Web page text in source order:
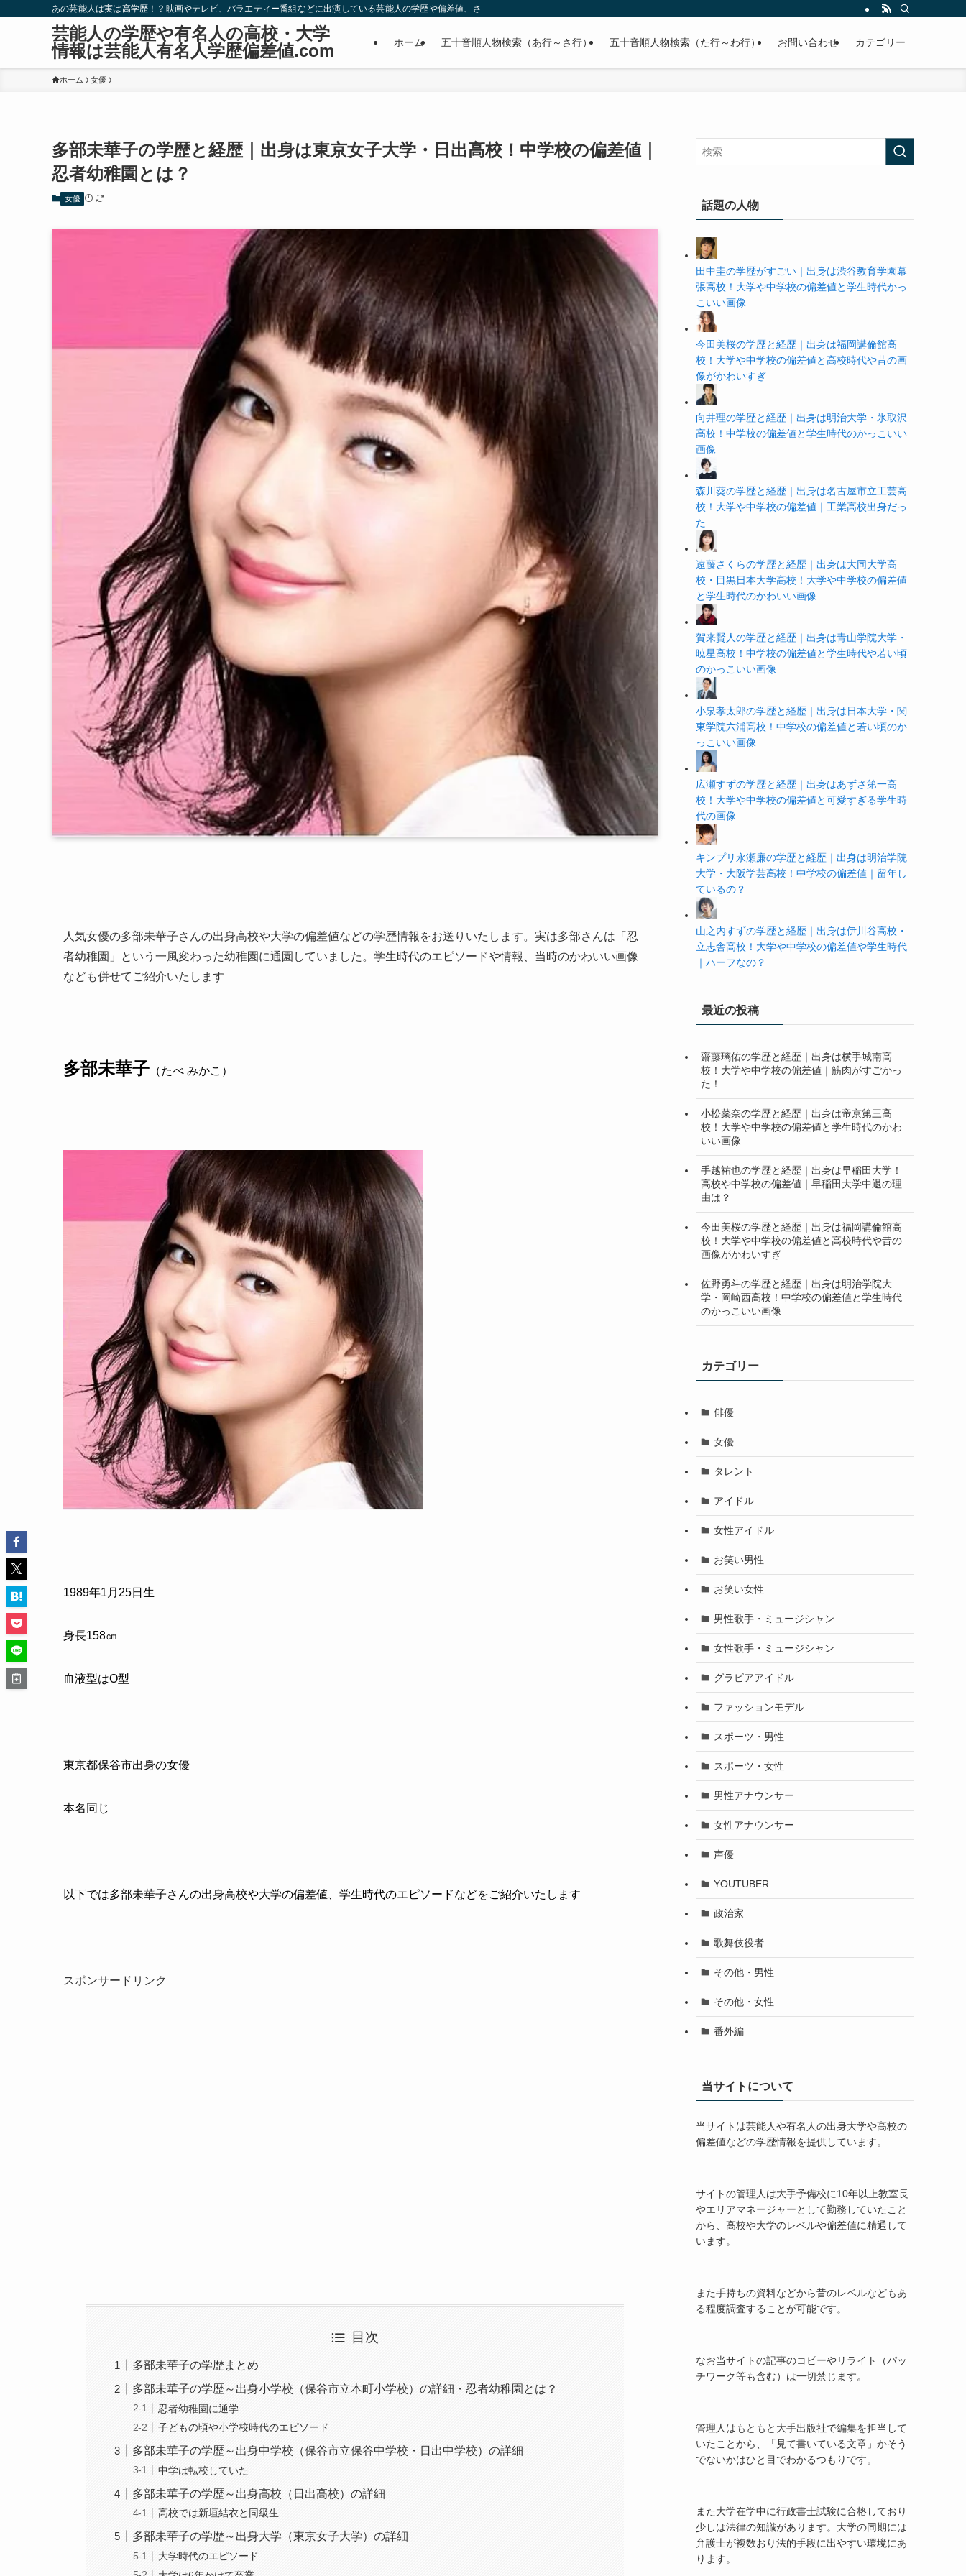
あの芸能人は実は高学歴！？映画やテレビ、バラエティー番組などに出演している芸能人の学歴や偏差値、さらに政治家やスポーツ選手などの有名人の学歴や高校・大学の偏差値まで紹介していきます。
芸能人の学歴や有名人の高校・大学
情報は芸能人有名人学歴偏差値.com
ホーム 五十音順人物検索（あ行～さ行） 五十音順人物検索（た行～わ行） お問い合わせ カテゴリー
ホーム 女優
多部未華子の学歴と経歴｜出身は東京女子大学・日出高校！中学校の偏差値｜
忍者幼稚園とは？
女優
人気女優の多部未華子さんの出身高校や大学の偏差値などの学歴情報をお送りいたします。実は多部さんは「忍
者幼稚園」という一風変わった幼稚園に通園していました。学生時代のエピソードや情報、当時のかわいい画像
なども併せてご紹介いたします
多部未華子 （たべ みかこ）
1989年1 月 25日生
身長158㎝
血液型はO型
東京都保谷市出身の女優
本名同じ
以下では多部未華子さんの出身高校や大学の偏差値、学生時代のエピソードなどをご紹介いたします
スポンサードリンク
目次
多部未華子の学歴まとめ
多部未華子の学歴～出身小学校（保谷市立本町小学校）の詳細・忍者幼稚園とは？
忍者幼稚園に通学
子どもの頃や小学校時代のエピソード
多部未華子の学歴～出身中学校（保谷市立保谷中学校・日出中学校）の詳細
中学は転校していた
多部未華子の学歴～出身高校（日出高校）の詳細
高校では新垣結衣と同級生
多部未華子の学歴～出身大学（東京女子大学）の詳細
大学時代のエピソード
話題の人物
田中圭の学歴がすごい｜出身は渋谷教育学園幕
張高校！大学や中学校の偏差値と学生時代かっ
こいい画像
今田美桜の学歴と経歴｜出身は福岡講倫館高
校！大学や中学校の偏差値と高校時代や昔の画
像がかわいすぎ
向井理の学歴と経歴｜出身は明治大学・氷取沢
高校！中学校の偏差値と学生時代のかっこいい
画像
森川葵の学歴と経歴｜出身は名古屋市立工芸高
校！大学や中学校の偏差値｜工業高校出身だっ
た
遠藤さくらの学歴と経歴｜出身は大同大学高
校・目黒日本大学高校！大学や中学校の偏差値
と学生時代のかわいい画像
賀来賢人の学歴と経歴｜出身は青山学院大学・
暁星高校！中学校の偏差値と学生時代や若い頃
のかっこいい画像
小泉孝太郎の学歴と経歴｜出身は日本大学・関
東学院六浦高校！中学校の偏差値と若い頃のか
っこいい画像
広瀬すずの学歴と経歴｜出身はあずさ第一高
校！大学や中学校の偏差値と可愛すぎる学生時
代の画像
キンプリ永瀬廉の学歴と経歴｜出身は明治学院
大学・大阪学芸高校！中学校の偏差値｜留年し
ているの？
山之内すずの学歴と経歴｜出身は伊川谷高校・
立志舎高校！大学や中学校の偏差値や学生時代
｜ハーフなの？
最近の投稿
齋藤璃佑の学歴と経歴｜出身は横手城南高
校！大学や中学校の偏差値｜筋肉がすごかっ
た！
小松菜奈の学歴と経歴｜出身は帝京第三高
校！大学や中学校の偏差値と学生時代のかわ
いい画像
手越祐也の学歴と経歴｜出身は早稲田大学！
高校や中学校の偏差値｜早稲田大学中退の理
由は？
今田美桜の学歴と経歴｜出身は福岡講倫館高
校！大学や中学校の偏差値と高校時代や昔の
画像がかわいすぎ
佐野勇斗の学歴と経歴｜出身は明治学院大
学・岡崎西高校！中学校の偏差値と学生時代
のかっこいい画像
カテゴリー
俳優
女優
タレント
アイドル
女性アイドル
お笑い男性
お笑い女性
男性歌手・ミュージシャン
女性歌手・ミュージシャン
グラビアアイドル
ファッションモデル
スポーツ・男性
スポーツ・女性
男性アナウンサー
女性アナウンサー
声優
YOUTUBER
政治家
歌舞伎役者
その他・男性
その他・女性
番外編
当サイトについて
当サイトは芸能人や有名人の出身大学や高校の
偏差値などの学歴情報を提供しています。
サイトの管理人は大手予備校に10年以上教室長
やエリアマネージャーとして勤務していたこと
から、高校や大学のレベルや偏差値に精通して
います。
また手持ちの資料などから昔のレベルなどもあ
る程度調査することが可能です。
なお当サイトの記事のコピーやリライト（パッ
チワーク等も含む）は一切禁じます。
管理人はもともと大手出版社で編集を担当して
いたことから、「見て書いている文章」かそう
でないかはひと目でわかるつもりです。
また大学在学中に行政書士試験に合格しており
少しは法律の知識があります。大学の同期には
弁護士が複数おり法的手段に出やすい環境にあ
ります。